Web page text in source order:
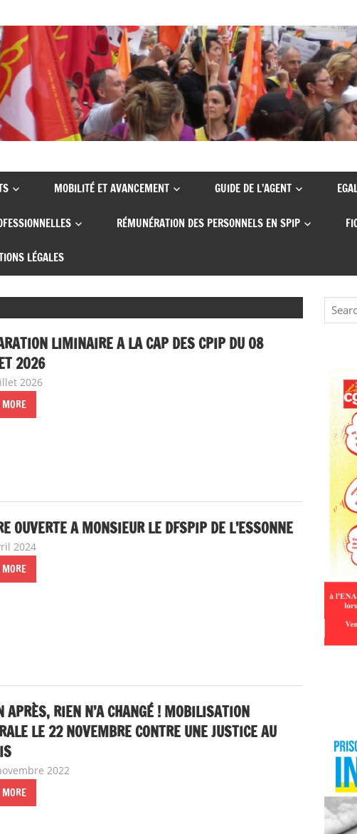
MOBILITÉ ET AVANCEMENT GUIDE DE L’AGENT
RÉMUNÉRATION DES PERSONNELS EN SPIP
LÉGALES
LIMINAIRE A LA CAP DES CPIP DU 08
2026
2026 Instances nationales de
OUVERTE A MONSIEUR LE DFSPIP DE L’ESSONNE
2024
APRÈS, RIEN N’A CHANGÉ ! MOBILISATION
LE 22 NOVEMBRE CONTRE UNE JUSTICE AU
2022